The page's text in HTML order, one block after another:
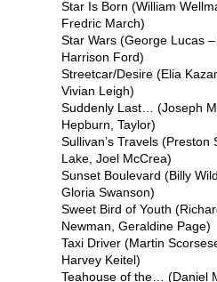
Star Is Born (William
Fredric March)
Star Wars (George Lucas –
Harrison Ford)
Streetcar/Desire (Elia
Vivian Leigh)
Suddenly Last… (Joseph
Hepburn, Taylor)
Sullivan’s Travels (Preston
Lake, Joel McCrea)
Sunset Boulevard (Billy
Gloria Swanson)
Sweet Bird of Youth
Newman, Geraldine Page)
Taxi Driver (Martin
Harvey Keitel)
Teahouse of the… (Daniel